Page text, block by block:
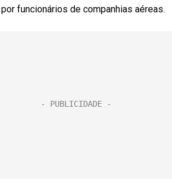
funcionários de companhias aéreas.